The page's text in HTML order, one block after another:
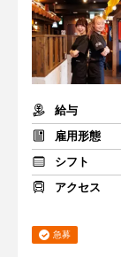
給与
雇用形態
シフト
アクセス
急募